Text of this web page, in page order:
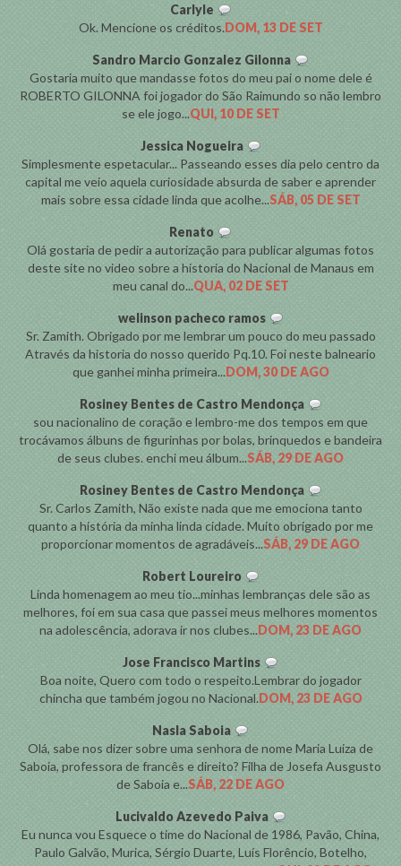
Carlyle
Ok. Mencione os créditos.DOM, 13 DE SET
Sandro Marcio Gonzalez Gilonna
Gostaria muito que mandasse fotos do meu pai o nome dele é
ROBERTO GILONNA foi jogador do São Raimundo so não lembro
se ele jogo...QUI, 10 DE SET
Jessica Nogueira
Simplesmente espetacular... Passeando esses dia pelo centro da
capital me veio aquela curiosidade absurda de saber e aprender
mais sobre essa cidade linda que acolhe...SÁB, 05 DE SET
Renato
Olá gostaria de pedir a autorização para publicar algumas fotos
deste site no video sobre a historia do Nacional de Manaus em
meu canal do...QUA, 02 DE SET
welinson pacheco ramos
Sr. Zamith. Obrigado por me lembrar um pouco do meu passado
Através da historia do nosso querido Pq.10. Foi neste balneario
que ganhei minha primeira...DOM, 30 DE AGO
Rosiney Bentes de Castro Mendonça
sou nacionalino de coração e lembro-me dos tempos em que
trocávamos álbuns de figurinhas por bolas, brinquedos e bandeira
de seus clubes. enchi meu álbum...SÁB, 29 DE AGO
Rosiney Bentes de Castro Mendonça
Sr. Carlos Zamith, Não existe nada que me emociona tanto
quanto a história da minha linda cidade. Muito obrigado por me
proporcionar momentos de agradáveis...SÁB, 29 DE AGO
Robert Loureiro
Linda homenagem ao meu tio...minhas lembranças dele são as
melhores, foi em sua casa que passei meus melhores momentos
na adolescência, adorava ir nos clubes...DOM, 23 DE AGO
Jose Francisco Martins
Boa noite, Quero com todo o respeito.Lembrar do jogador
chincha que também jogou no Nacional.DOM, 23 DE AGO
Nasla Saboia
Olá, sabe nos dizer sobre uma senhora de nome Maria Luiza de
Saboia, professora de francês e direito? Filha de Josefa Ausgusto
de Saboia e...SÁB, 22 DE AGO
Lucivaldo Azevedo Paiva
Eu nunca vou Esquece o time do Nacional de 1986, Pavão, China,
Paulo Galvão, Murica, Sérgio Duarte, Luís Florêncio, Botelho,